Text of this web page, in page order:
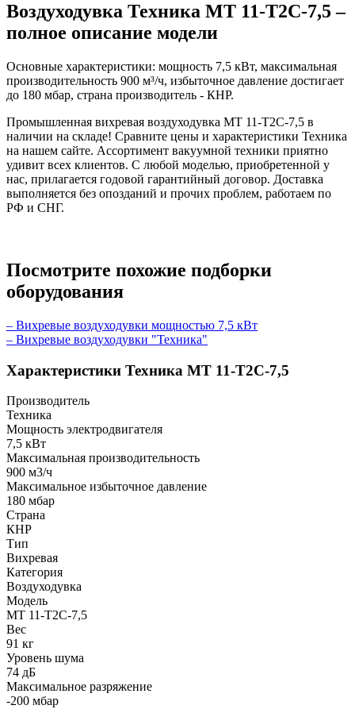
Воздуходувка Техника МТ 11-Т2С-7,5 –
полное описание модели
Основные характеристики: мощность 7,5 кВт, максимальная
производительность 900 м³/ч, избыточное давление достигает
до 180 мбар, страна производитель - КНР.
Промышленная вихревая воздуходувка МТ 11-Т2С-7,5 в
наличии на складе! Сравните цены и характеристики Техника
на нашем сайте. Ассортимент вакуумной техники приятно
удивит всех клиентов. С любой моделью, приобретенной у
нас, прилагается годовой гарантийный договор. Доставка
выполняется без опозданий и прочих проблем, работаем по
РФ и СНГ.
Посмотрите похожие подборки
оборудования
– Вихревые воздуходувки мощностью 7,5 кВт
– Вихревые воздуходувки "Техника"
Характеристики Техника МТ 11-Т2С-7,5
Производитель
Техника
Мощность электродвигателя
7,5 кВт
Максимальная производительность
900 м3/ч
Максимальное избыточное давление
180 мбар
Страна
КНР
Тип
Вихревая
Категория
Воздуходувка
Модель
МТ 11-Т2С-7,5
Вес
91 кг
Уровень шума
74 дБ
Максимальное разряжение
-200 мбар